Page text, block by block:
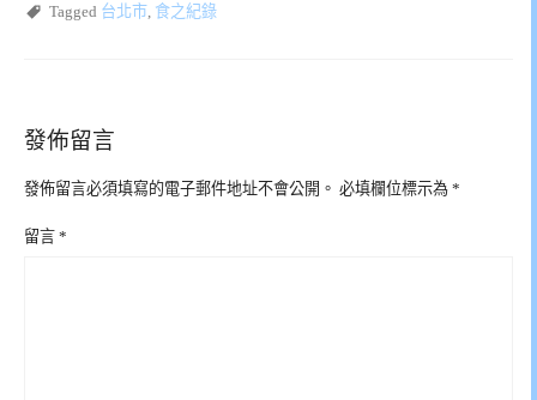
Tagged 台北市 食之紀錄
發佈留言
發佈留言必須填寫的電子郵件地址不會公開。 必填欄位標示為 *
留言 *